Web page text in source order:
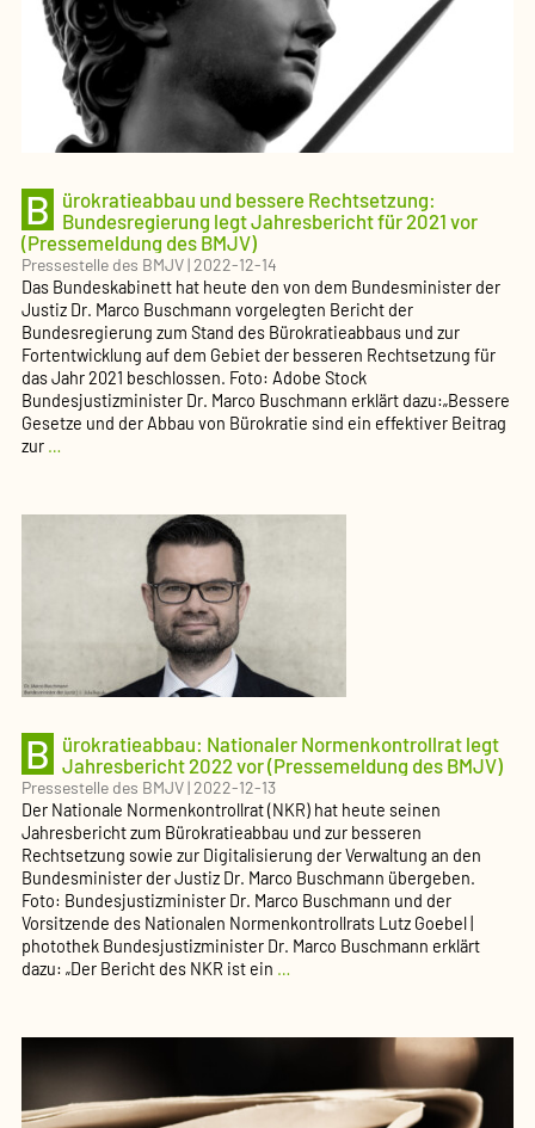
ambulanten
Maßnahmen
beschlossen
(Pressemeldung
des
BMJV)
B
ürokratieabbau und bessere Rechtsetzung:
Bundesregierung legt Jahresbericht für 2021 vor
(Pressemeldung des BMJV)
Pressestelle des BMJV|2022-12-14
Das Bundeskabinett hat heute den von dem Bundesminister der
Justiz Dr. Marco Buschmann vorgelegten Bericht der
Bundesregierung zum Stand des Bürokratieabbaus und zur
Fortentwicklung auf dem Gebiet der besseren Rechtsetzung für
das Jahr 2021 beschlossen. Foto: Adobe Stock
Bundesjustizminister Dr. Marco Buschmann erklärt dazu:„Bessere
Gesetze und der Abbau von Bürokratie sind ein effektiver Beitrag
zur …
Rechtsetzung:
Bundesregierung
Jahresbericht
(Pressemeldung
des
B
ürokratieabbau: Nationaler Normenkontrollrat legt
Jahresbericht 2022 vor (Pressemeldung des BMJV)
Pressestelle des BMJV|2022-12-13
Der Nationale Normenkontrollrat (NKR) hat heute seinen
Jahresbericht zum Bürokratieabbau und zur besseren
Rechtsetzung sowie zur Digitalisierung der Verwaltung an den
Bundesminister der Justiz Dr. Marco Buschmann übergeben.
Foto: Bundesjustizminister Dr. Marco Buschmann und der
Vorsitzende des Nationalen Normenkontrollrats Lutz Goebel |
photothek Bundesjustizminister Dr. Marco Buschmann erklärt
dazu: „Der Bericht des NKR ist ein …
legt
vor